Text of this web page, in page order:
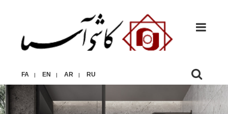
FA | EN | AR | RU